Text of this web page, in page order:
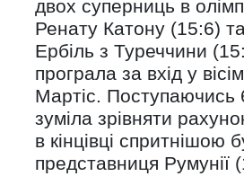
двох суперниць в
Ренату Катону (15:6)
Ербіль з Туреччини
програла за вхід у
Мартіс. Поступаючись
зуміла зрівняти
в кінцівці спритнішою
представниця Румунії